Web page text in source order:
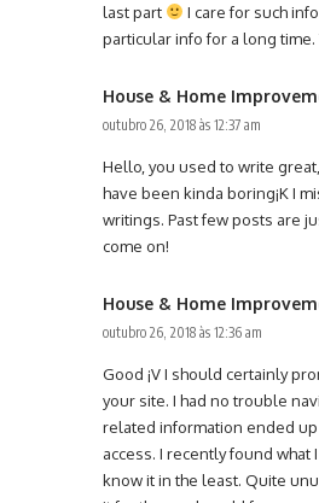
last part
I care for such
particular info for a long
House & Home
outubro 26, 2018 às 12:37 am
Hello, you used to write
have been kinda boring¡K I
writings. Past few posts are
come on!
House & Home
outubro 26, 2018 às 12:36 am
Good ¡V I should certainly
your site. I had no trouble
related information ended
access. I recently found
know it in the least. Quite